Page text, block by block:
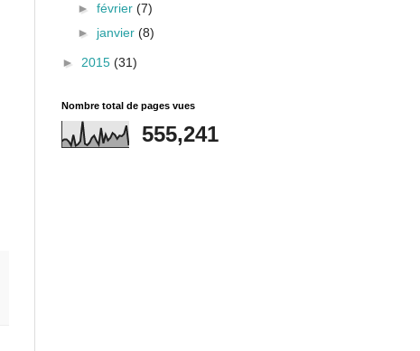
► février (7)
► janvier (8)
► 2015 (31)
Nombre total de pages vues
555,241